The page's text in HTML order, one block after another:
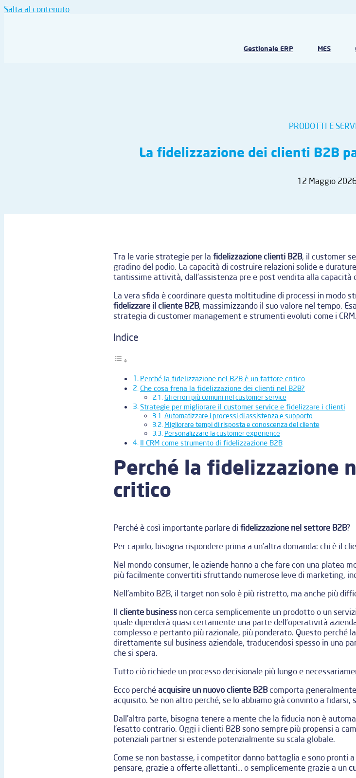
Salta al contenuto
Gestionale ERP MES
PRODOTTI E
La fidelizzazione dei clienti B2B
12 Maggio
Tra le varie strategie per la fidelizzazione clienti B2B, il customer
gradino del podio. La capacità di costruire relazioni solide e
tantissime attività, dall’assistenza pre e post vendita alla capacità
La vera sfida è coordinare questa moltitudine di processi in modo
fidelizzare il cliente B2B, massimizzando il suo valore nel tempo.
strategia di customer management e strumenti evoluti come i CRM.
Indice
Perché la fidelizzazione nel B2B è un fattore critico
Che cosa frena la fidelizzazione dei clienti nel B2B?
Gli errori più comuni nel customer service
Strategie per migliorare il customer service e fidelizzare i clienti
Automatizzare i processi di assistenza e supporto
Migliorare tempi di risposta e conoscenza del cliente
Personalizzare la customer experience
Il CRM come strumento di fidelizzazione B2B
Perché la fidelizzazione
critico
Perché è così importante parlare di fidelizzazione nel settore B2B?
Per capirlo, bisogna rispondere prima a un’altra domanda: chi è il
Nel mondo consumer, le aziende hanno a che fare con una platea
più facilmente convertiti sfruttando numerose leve di marketing,
Nell’ambito B2B, il target non solo è più ristretto, ma anche più
Il cliente businessnon cerca semplicemente un prodotto o un
quale dipenderà quasi certamente una parte dell’operatività
complesso e pertanto più razionale, più ponderato. Questo perché
direttamente sul business aziendale, traducendosi spesso in una
che si spera.
Tutto ciò richiede un processo decisionale più lungo e
Ecco perchéacquisire un nuovo cliente B2Bcomporta
acquisito. Se non altro perché, se lo abbiamo già convinto a
Dall’altra parte, bisogna tenere a mente che la fiducia non è
l’esatto contrario. Oggi i clienti B2B sono sempre più propensi a
potenziali partner si estende potenzialmente su scala globale.
Come se non bastasse, i competitor danno battaglia e sono pronti
pensare, grazie a offerte allettanti… o semplicemente grazie a un